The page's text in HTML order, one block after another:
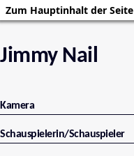
Zum Hauptinhalt der Seite
Jimmy Nail
Kamera
Schauspielerin/Schauspieler